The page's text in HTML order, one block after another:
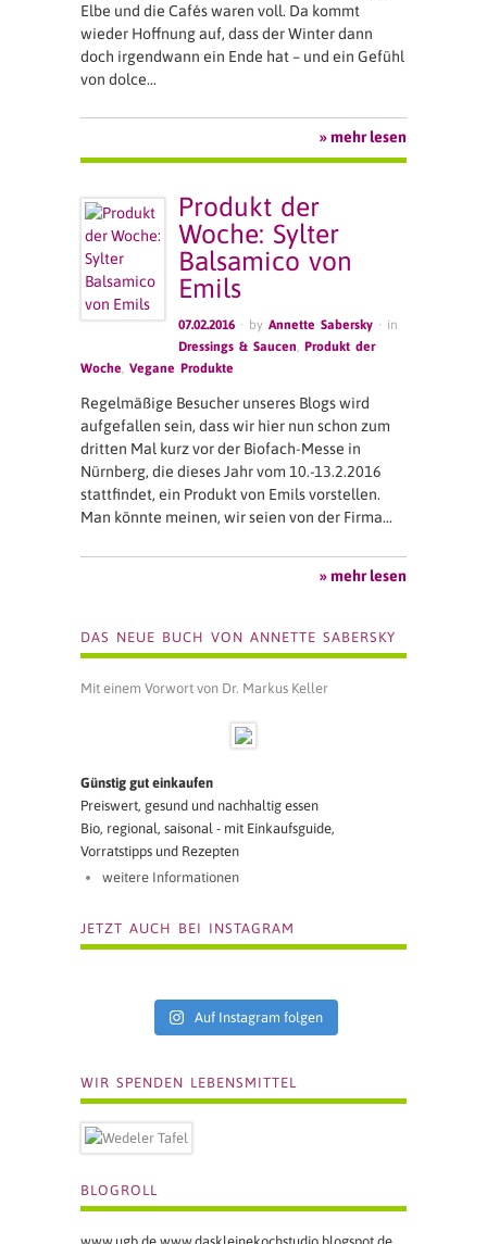
Elbe und die Cafés waren voll. Da kommt
wieder Hoffnung auf, dass der Winter dann
doch irgendwann ein Ende hat – und ein Gefühl
von dolce…
» mehr lesen
Produkt der
Woche: Sylter
Balsamico von
Emils
07.02.2016 · byAnnette Sabersky · in
Dressings & Saucen,Produkt der
Woche, Vegane Produkte
Regelmäßige Besucher unseres Blogs wird
aufgefallen sein, dass wir hier nun schon zum
dritten Mal kurz vor der Biofach-Messe in
Nürnberg, die dieses Jahr vom 10.-13.2.2016
stattfindet, ein Produkt von Emils vorstellen.
Man könnte meinen, wir seien von der Firma…
» mehr lesen
DAS NEUE BUCH VON ANNETTE SABERSKY
Mit einem Vorwort von Dr. Markus Keller
Günstig gut einkaufen
Preiswert, gesund und nachhaltig essen
Bio, regional, saisonal - mit Einkaufsguide,
Vorratstipps und Rezepten
weitere Informationen
JETZT AUCH BEI INSTAGRAM
Auf Instagram folgen
WIR SPENDEN LEBENSMITTEL
BLOGROLL